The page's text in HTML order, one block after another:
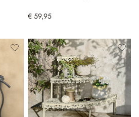
€ 59,95